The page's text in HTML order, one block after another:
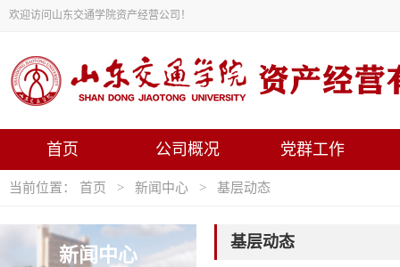
欢迎访问山东交通学院资产经营公司！
首页 公司概况 党群工作
当前位置： 首页 > 新闻中心 > 基层动态
新闻中心
基层动态